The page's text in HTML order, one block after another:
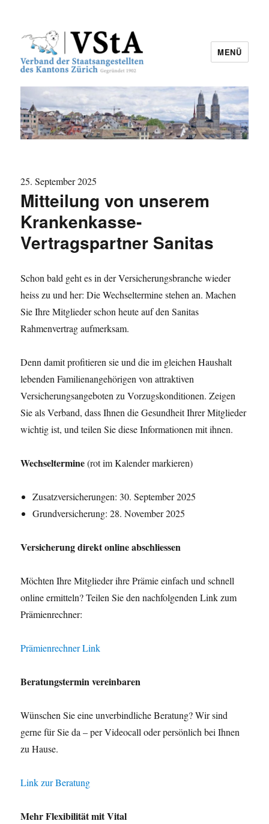
VStA
MENÜ
25. September 2025
Mitteilung von unserem
Krankenkasse-
Vertragspartner Sanitas
Schon bald geht es in der Versicherungsbranche wieder
heiss zu und her: Die Wechseltermine stehen an. Machen
Sie Ihre Mitglieder schon heute auf den Sanitas
Rahmenvertrag aufmerksam.
Denn damit profitieren sie und die im gleichen Haushalt
lebenden Familienangehörigen von attraktiven
Versicherungsangeboten zu Vorzugskonditionen. Zeigen
Sie als Verband, dass Ihnen die Gesundheit Ihrer Mitglieder
wichtig ist, und teilen Sie diese Informationen mit ihnen.
Wechseltermine(rot im Kalender markieren)
Zusatzversicherungen: 30. September 2025
Grundversicherung: 28. November 2025
Versicherung direkt online abschliessen
Möchten Ihre Mitglieder ihre Prämie einfach und schnell
online ermitteln? Teilen Sie den nachfolgenden Link zum
Prämienrechner:
Prämienrechner Link
Beratungstermin vereinbaren
Wünschen Sie eine unverbindliche Beratung? Wir sind
gerne für Sie da – per Videocall oder persönlich bei Ihnen
zu Hause.
Link zur Beratung
Mehr Flexibilität mit Vital